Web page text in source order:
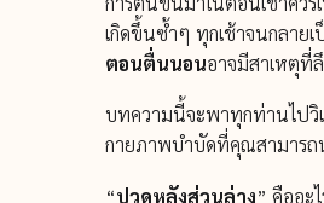
เกิดขึ้นซ้ำๆ ทุกเช้าจนกลาย
ตอนตื่นนอนอาจมีสาเหตุที่
บทความนี้จะพาทุกท่านไปวิ
กายภาพบำบัดที่คุณสามารถ
“ปวดหลังส่วนล่าง” คืออะ